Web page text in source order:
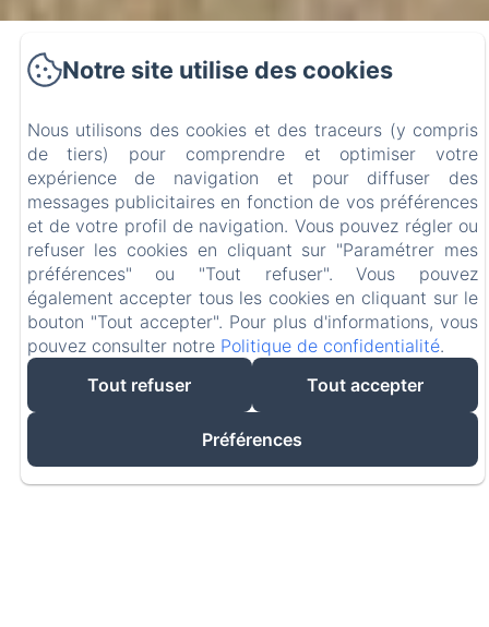
Domaine Sainte Marie des
Ollieux
C'est au cœur des Corbières, riches d'une nature
encore préservée, que fut construit au XIXième
siècle, sur la commune de Montséret, le Domaine
de Sainte-Marie des Ollieux domaine familial dans
lequel vous pourrez trouver ses 5 chambres et
son gîte(avec sa piscine privative, non accessible
aux chambres d'hôtes).
Il doit son nom à un ancien monastère de
religieuses établi au Moyen-Age et aujourd'hui
disparu.
Notre site utilise des cookies
Nous utilisons des cookies et des traceurs (y compris
de tiers) pour comprendre et optimiser votre
expérience de navigation et pour diffuser des
messages publicitaires en fonction de vos préférences
et de votre profil de navigation. Vous pouvez régler ou
refuser les cookies en cliquant sur "Paramétrer mes
préférences" ou "Tout refuser". Vous pouvez
également accepter tous les cookies en cliquant sur le
bouton "Tout accepter". Pour plus d'informations, vous
pouvez consulter notre Politique de confidentialité.
Tout refuser
Tout accepter
Préférences